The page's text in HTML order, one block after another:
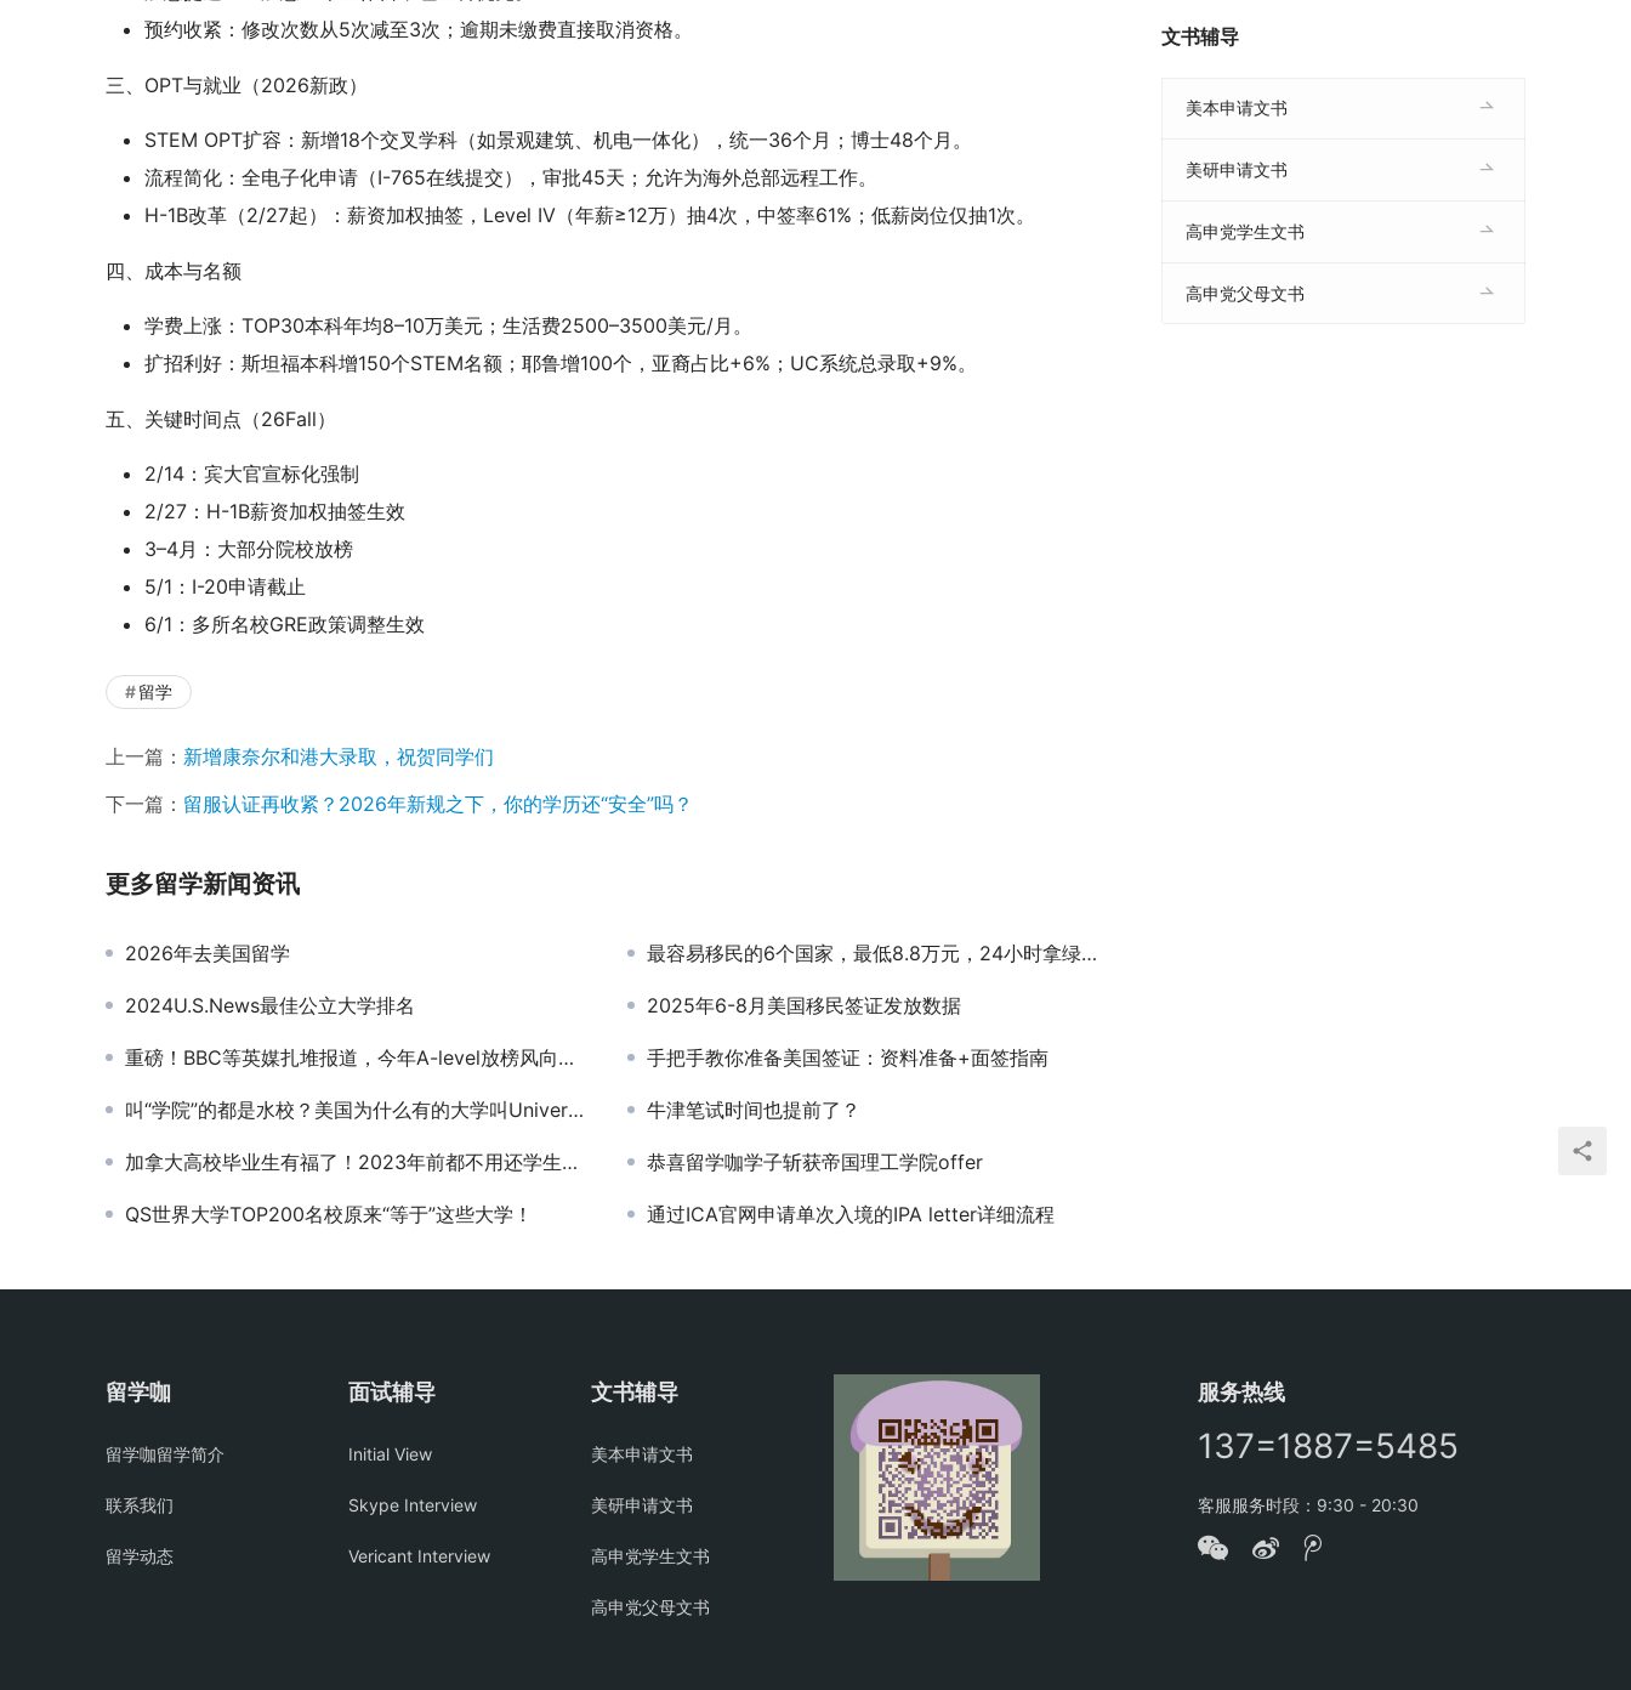
预约收紧：修改次数从5次减至3次；逾期未缴费直接取消资格。
三、OPT与就业（2026新政）
STEM OPT扩容：新增18个交叉学科（如景观建筑、机电一体化），统一36个月；博士48个月。
流程简化：全电子化申请（I-765在线提交），审批45天；允许为海外总部远程工作。
H-1B改革（2/27起）：薪资加权抽签，Level IV（年薪≥12万）抽4次，中签率61%；低薪岗位仅抽1次。
四、成本与名额
学费上涨：TOP30本科年均8–10万美元；生活费2500–3500美元/月。
扩招利好：斯坦福本科增150个STEM名额；耶鲁增100个，亚裔占比+6%；UC系统总录取+9%。
五、关键时间点（26Fall）
2/14：宾大官宣标化强制
2/27：H-1B薪资加权抽签生效
3–4月：大部分院校放榜
5/1：I-20申请截止
6/1：多所名校GRE政策调整生效
留学
上一篇： 新增康奈尔和港大录取，祝贺同学们
下一篇： 留服认证再收紧？2026年新规之下，你的学历还“安全”吗？
更多留学新闻资讯
2026年去美国留学 最容易移民的6个国家，最低8.8万元，24小时拿绿卡！
2024U.S.News最佳公立大学排名 2025年6-8月美国移民签证发放数据
重磅！BBC等英媒扎堆报道，今年A-level放榜风向大逆转：大学“抢人”进行时！ 手把手教你准备美国签证：资料准备+面签指南
叫“学院”的都是水校？美国为什么有的大学叫University，有的叫College？ 牛津笔试时间也提前了？
加拿大高校毕业生有福了！2023年前都不用还学生贷款！也没利息！ 恭喜留学咖学子斩获帝国理工学院offer
QS世界大学TOP200名校原来“等于”这些大学！ 通过ICA官网申请单次入境的IPA letter详细流程
文书辅导
美本申请文书
美研申请文书
高申党学生文书
高申党父母文书
留学咖
留学咖留学简介
联系我们
留学动态
面试辅导
Initial View
Skype Interview
Vericant Interview
文书辅导
美本申请文书
美研申请文书
高申党学生文书
高申党父母文书
服务热线
137=1887=5485
客服服务时段：9:30 - 20:30